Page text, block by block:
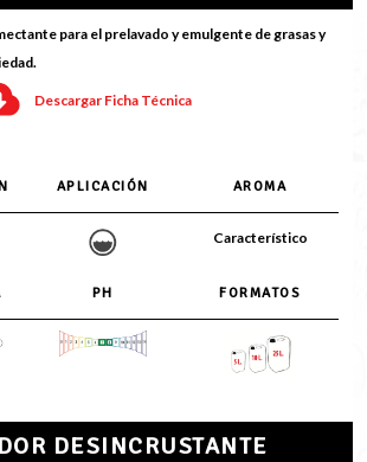
para el prelavado y emulgente de grasas y
Descargar Ficha Técnica
APLICACIÓN AROMA
Característico
PH FORMATOS
DESINCRUSTANTE